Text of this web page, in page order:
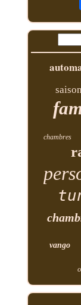
saison
chambres
vango